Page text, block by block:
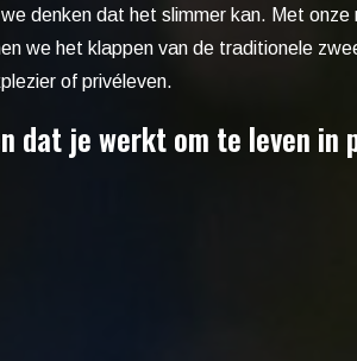
denken dat het slimmer kan. Met onze
we het klappen van de traditionele
of privéleven.
dat je werkt om te leven in